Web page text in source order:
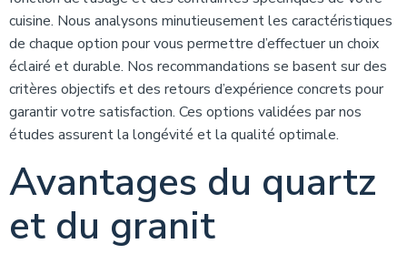
cuisine. Nous analysons minutieusement les caractéristiques
de chaque option pour vous permettre d’effectuer un choix
éclairé et durable. Nos recommandations se basent sur des
critères objectifs et des retours d’expérience concrets pour
garantir votre satisfaction. Ces options validées par nos
études assurent la longévité et la qualité optimale.
Avantages du quartz
et du granit